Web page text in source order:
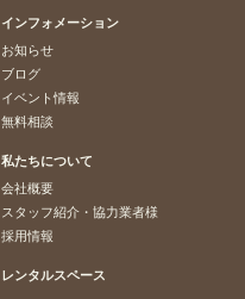
インフォメーション
お知らせ
ブログ
イベント情報
無料相談
私たちについて
会社概要
スタッフ紹介・協力業者様
採用情報
レンタルスペース